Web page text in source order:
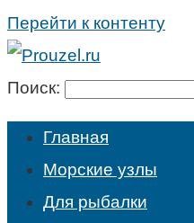
Перейти к контенту
Поиск:
Главная
Морские узлы
Для рыбалки